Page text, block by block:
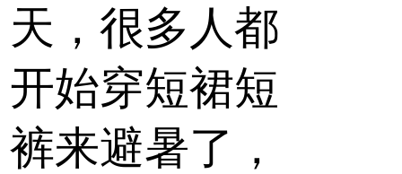
天，很多人都
开始穿短裙短
裤来避暑了，